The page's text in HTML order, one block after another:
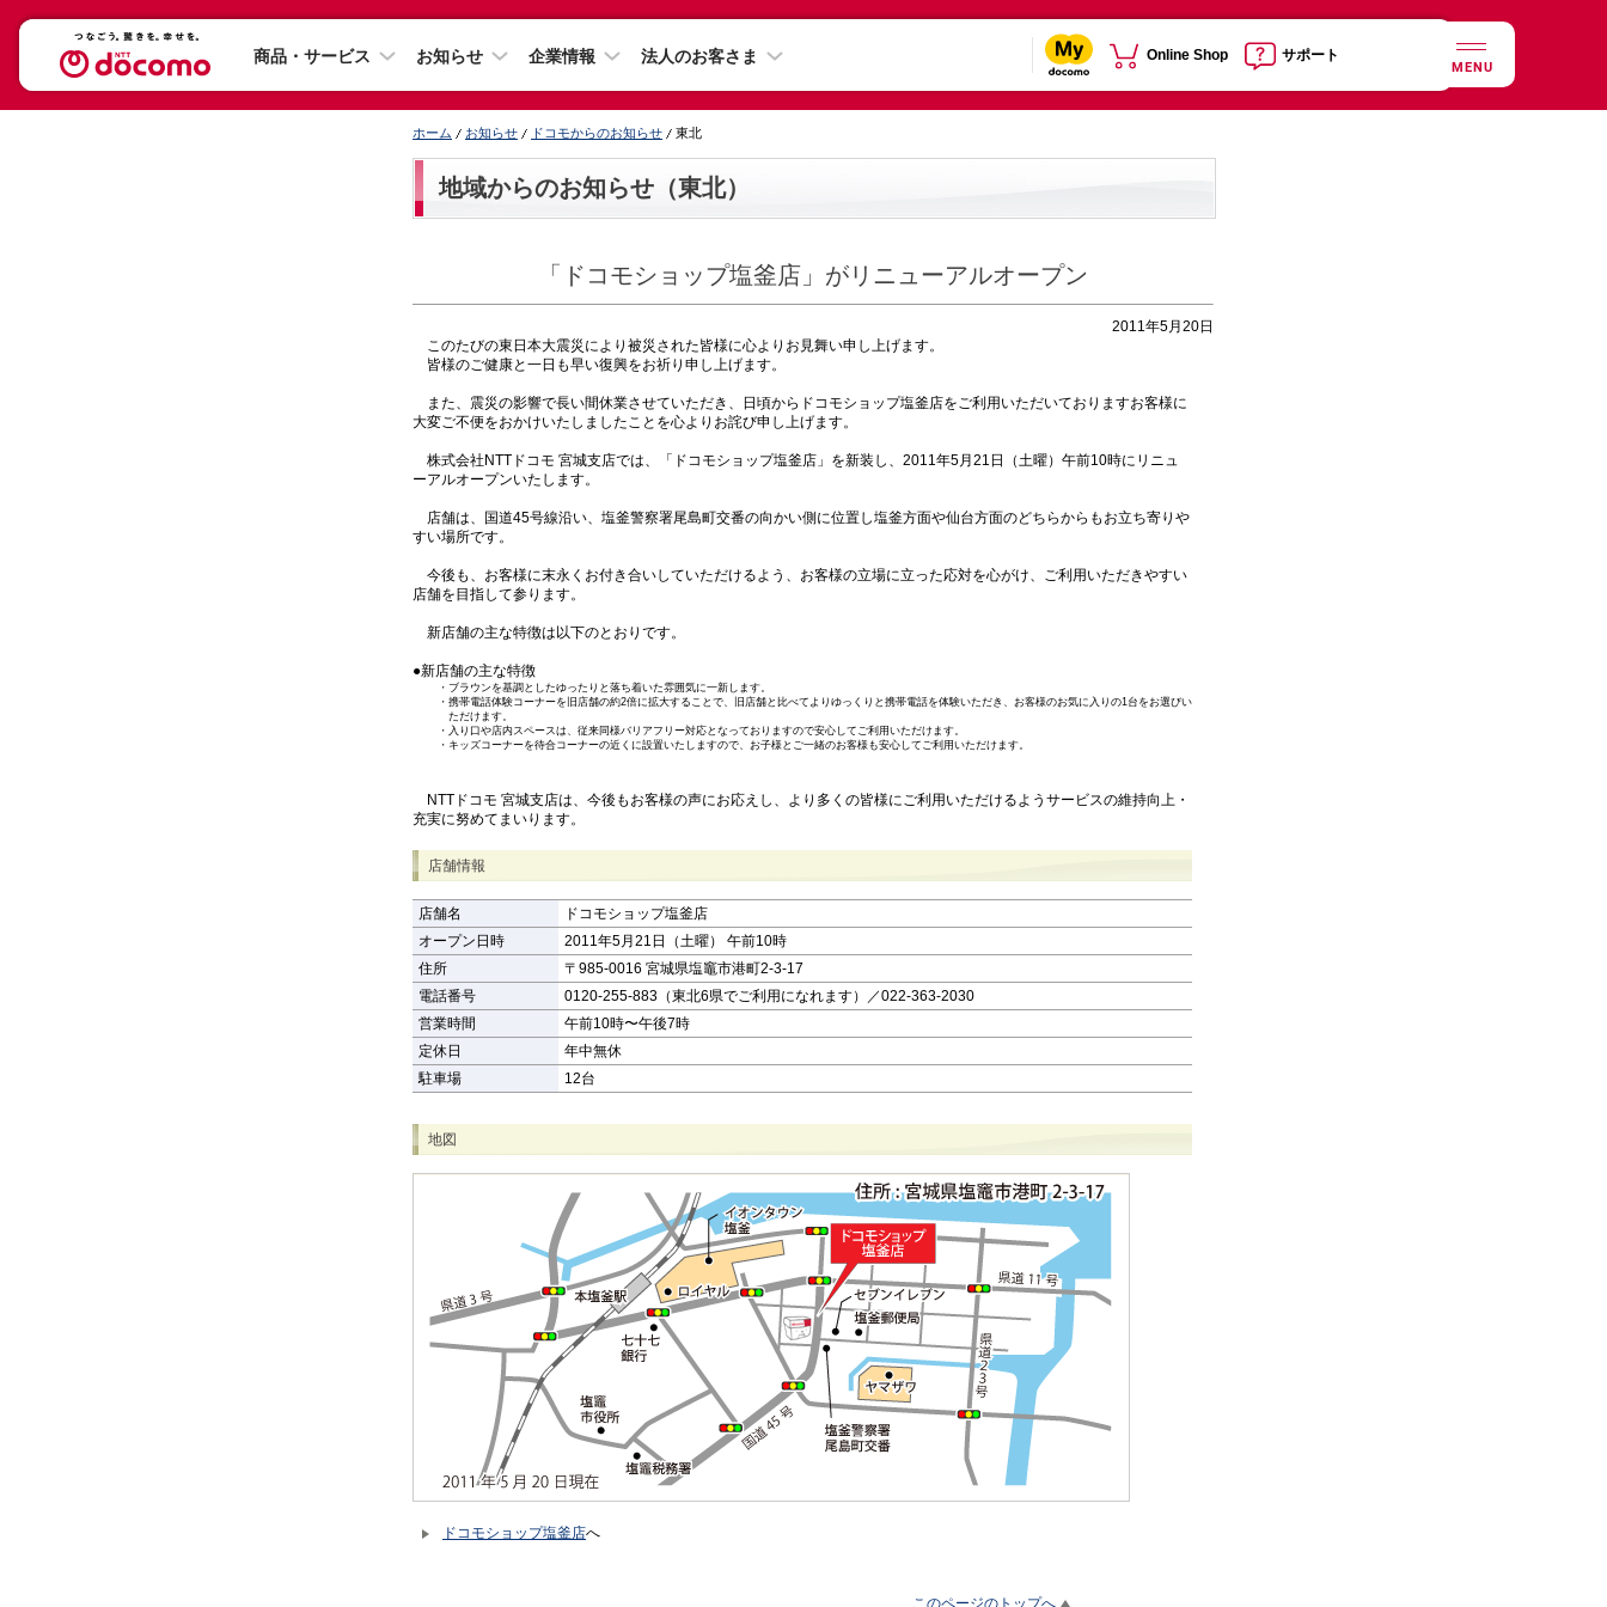
商品・サービス お知らせ 企業情報 法人のお客さま Online Shop サポート
MENU
ホーム お知らせ ドコモからのお知らせ 東北
地域からのお知らせ（東北）
「ドコモショップ塩釜店」がリニューアルオープン
2011年5月20日
このたびの東日本大震災により被災された皆様に心よりお見舞い申し上げます。
皆様のご健康と一日も早い復興をお祈り申し上げます。
また、震災の影響で長い間休業させていただき、日頃からドコモショップ塩釜店をご利用いただいておりますお客様に
大変ご不便をおかけいたしましたことを心よりお詫び申し上げます。
株式会社NTTドコモ 宮城支店では、「ドコモショップ塩釜店」を新装し、2011年5月21日（土曜）午前10時にリニュ
ーアルオープンいたします。
店舗は、国道45号線沿い、塩釜警察署尾島町交番の向かい側に位置し塩釜方面や仙台方面のどちらからもお立ち寄りや
すい場所です。
今後も、お客様に末永くお付き合いしていただけるよう、お客様の立場に立った応対を心がけ、ご利用いただきやすい
店舗を目指して参ります。
新店舗の主な特徴は以下のとおりです。
●新店舗の主な特徴
・ ブラウンを基調としたゆったりと落ち着いた雰囲気に一新します。
・ 携帯電話体験コーナーを旧店舗の約2倍に拡大することで、旧店舗と比べてよりゆっくりと携帯電話を体験いただき、お客様のお気に入りの1台をお選びい
ただけます。
・ 入り口や店内スペースは、従来同様バリアフリー対応となっておりますので安心してご利用いただけます。
・ キッズコーナーを待合コーナーの近くに設置いたしますので、お子様とご一緒のお客様も安心してご利用いただけます。
NTTドコモ 宮城支店は、今後もお客様の声にお応えし、より多くの皆様にご利用いただけるようサービスの維持向上・
充実に努めてまいります。
店舗情報
店舗名
ドコモショップ塩釜店
オープン日時
2011年5月21日（土曜） 午前10時
住所
〒985-0016 宮城県塩竈市港町2-3-17
電話番号
0120-255-883（東北6県でご利用になれます）／022-363-2030
営業時間
午前10時〜午後7時
定休日
年中無休
駐車場
12台
地図
ドコモショップ塩釜店へ
このページのトップへ